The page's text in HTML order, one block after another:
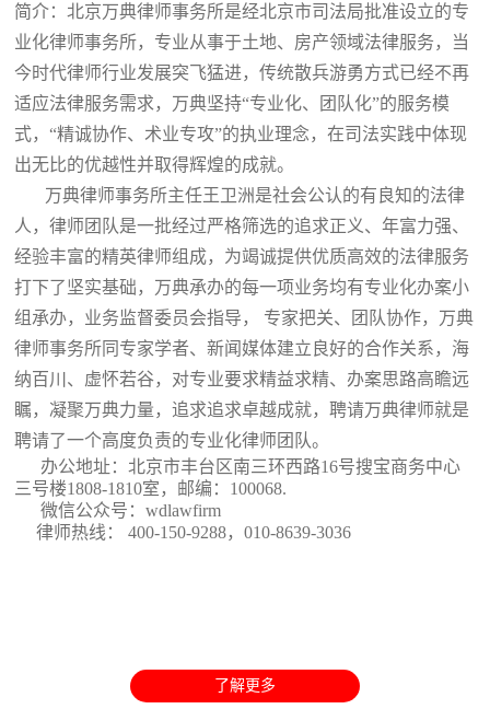
简介：北京万典律师事务所是经北京市司法局批准设立的专
业化律师事务所，专业从事于土地、房产领域法律服务，当
今时代律师行业发展突飞猛进，传统散兵游勇方式已经不再
适应法律服务需求，万典坚持“专业化、团队化”的服务模
式，“精诚协作、术业专攻”的执业理念，在司法实践中体现
出无比的优越性并取得辉煌的成就。
万典律师事务所主任王卫洲是社会公认的有良知的法律
人，律师团队是一批经过严格筛选的追求正义、年富力强、
经验丰富的精英律师组成，为竭诚提供优质高效的法律服务
打下了坚实基础，万典承办的每一项业务均有专业化办案小
组承办，业务监督委员会指导， 专家把关、团队协作，万典
律师事务所同专家学者、新闻媒体建立良好的合作关系，海
纳百川、虚怀若谷，对专业要求精益求精、办案思路高瞻远
瞩，凝聚万典力量，追求追求卓越成就，聘请万典律师就是
聘请了一个高度负责的专业化律师团队。
办公地址：北京市丰台区南三环西路16号搜宝商务中心
三号楼1808-1810室 ，邮编：100068.
微信公众号：wdlawfirm
律师热线： 400-150-9288，010-8639-3036
了解更多